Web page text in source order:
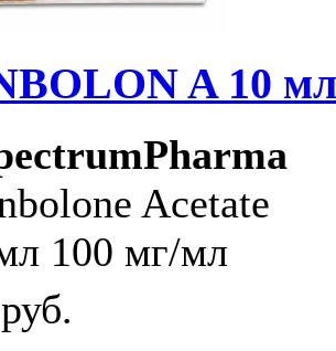
A 10
Acetate
100 мг/мл
руб.